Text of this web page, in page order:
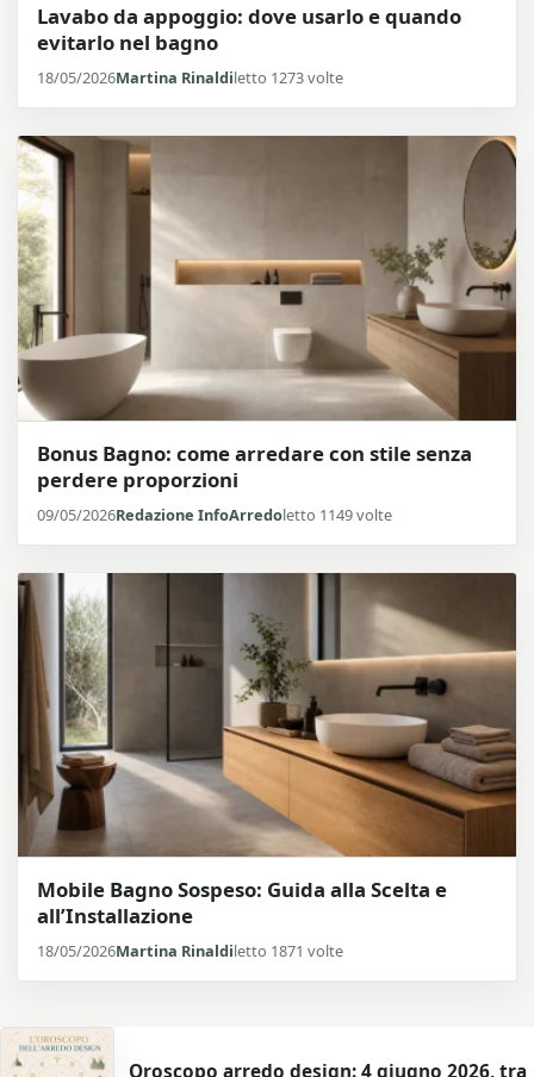
Lavabo da appoggio: dove usarlo e quando
evitarlo nel bagno
18/05/2026Martina Rinaldiletto 1273 volte
Bonus Bagno: come arredare con stile senza
perdere proporzioni
09/05/2026Redazione InfoArredoletto 1149 volte
Mobile Bagno Sospeso: Guida alla Scelta e
all’Installazione
18/05/2026Martina Rinaldiletto 1871 volte